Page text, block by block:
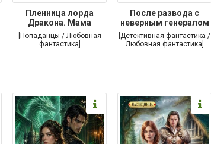
Пленница лорда
Дракона. Мама
поневоле
[Попаданцы / Любовная
фантастика]
После развода с
неверным генералом
драконов
[Детективная фантастика /
Любовная фантастика]